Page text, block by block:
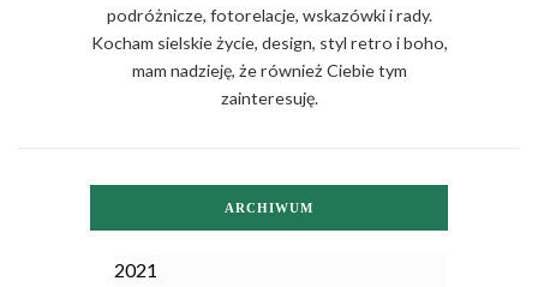
podróżnicze, fotorelacje, wskazówki i rady.
Kocham sielskie życie, design, styl retro i boho,
mam nadzieję, że również Ciebie tym
zainteresuję.
ARCHIWUM
2021